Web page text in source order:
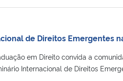
de Direitos Emergentes
em Direito convida a
Internacional de Direitos